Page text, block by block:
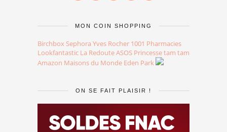
MON COIN SHOPPING
Birchbox Sephora Yves Rocher 1001 Pharmacies
Lookfantastic La RedouteASOS Princesse tam tam
Amazon Maisons du Monde Eden Park
ON SE FAIT PLAISIR !